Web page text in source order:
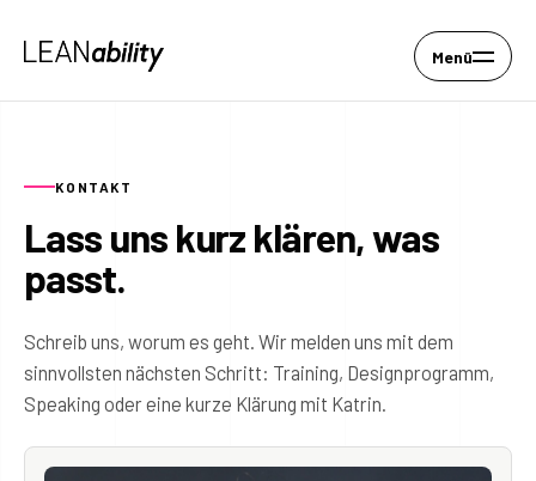
Menü
KONTAKT
Lass uns kurz klären, was
passt.
Schreib uns, worum es geht. Wir melden uns mit dem
sinnvollsten nächsten Schritt: Training, Designprogramm,
Speaking oder eine kurze Klärung mit Katrin.